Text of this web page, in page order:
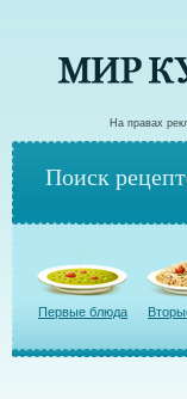
На правах
Поиск
Первые блюда